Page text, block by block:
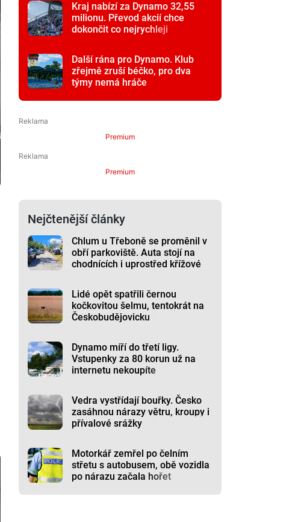
Kraj nabízí za Dynamo 32,55
milionu. Převod akcií chce
dokončit co nejrychleji
Další rána pro Dynamo. Klub
zřejmě zruší béčko, pro dva
týmy nemá hráče
Premium
Premium
Nejčtenější články
Chlum u Třeboně se proměnil v
obří parkoviště. Auta stojí na
chodnících i uprostřed křížové
Lidé opět spatřili černou
kočkovitou šelmu, tentokrát na
Českobudějovicku
Dynamo míří do třetí ligy.
Vstupenky za 80 korun už na
internetu nekoupíte
Vedra vystřídají bouřky. Česko
zasáhnou nárazy větru, kroupy i
přívalové srážky
Motorkář zemřel po čelním
střetu s autobusem, obě vozidla
po nárazu začala hořet